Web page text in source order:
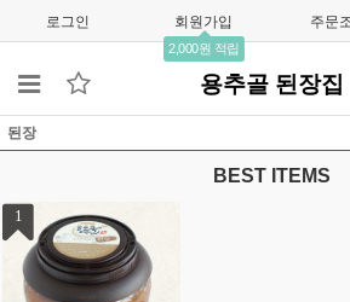
로그인 회원가입
2,000원 적립
주문
용추골 된장집
된장
BEST ITEMS
1